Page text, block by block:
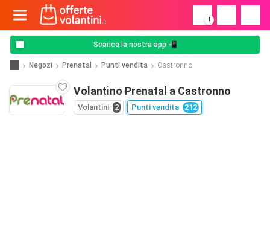
!
Scarica la nostra app 📲
Negozi Prenatal Punti vendita Castronno
Volantino Prenatal a Castronno
Volantini 2 Punti vendita 212